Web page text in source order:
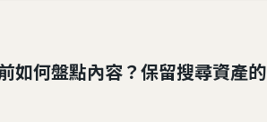
如何盤點內容？保留搜尋資產的